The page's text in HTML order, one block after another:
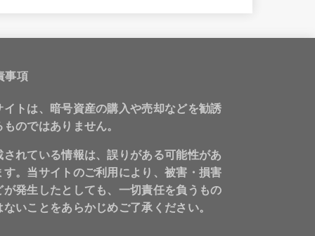
事項
イトは、暗号資産の購入や売却などを勧誘
ものではありません。
されている情報は、誤りがある可能性があ
す。当サイトのご利用により、被害・損害
が発生したとしても、一切責任を負うもの
ないことをあらかじめご了承ください。